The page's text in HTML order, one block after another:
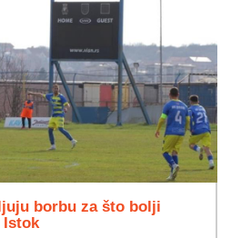
borbu za što bolji
Istok